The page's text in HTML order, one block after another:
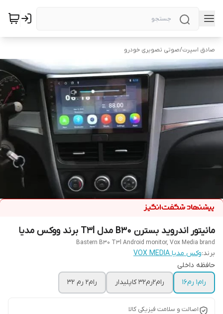
صادق اسپرت/صوتی تصویری خودرو
مانیتور اندروید بسترن B30 مدل T3l برند ووکس مدیا
Bastern B30 T3l Android monitor, Vox Media brand
برند:وکس مدیا VOX MEDIA
حافظه داخلی
رام1 رم16
رام2رم32 کاپلیدار رام۲ رم ۳۲
اصالت و سلامت فیزیکی کالا